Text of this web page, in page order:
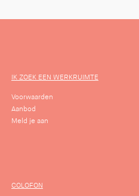
IK ZOEK EEN WERKRUIMTE
Voorwaarden
Aanbod
Meld je aan
COLOFON